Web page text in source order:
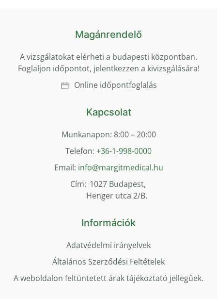
Magánrendelő
A vizsgálatokat elérheti a budapesti központban.
Foglaljon időpontot, jelentkezzen a kivizsgálására!
Online időpontfoglalás
Kapcsolat
Munkanapon: 8:00 – 20:00
Telefon: +36-1-998-0000
Email: info@margitmedical.hu
Cím: 1027 Budapest,
Henger utca 2/B.
Információk
Adatvédelmi irányelvek
Általános Szerződési Feltételek
A weboldalon feltüntetett árak tájékoztató jellegűek.